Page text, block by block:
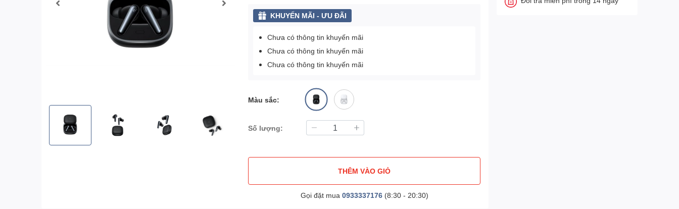
KHUYẾN MÃI - ƯU ĐÃI
Chưa có thông tin khuyến mãi
Chưa có thông tin khuyến mãi
Chưa có thông tin khuyến mãi
Màu sắc:
Số lượng:
THÊM VÀO GIỎ
Gọi đặt mua 0933337176(8:30 - 20:30)